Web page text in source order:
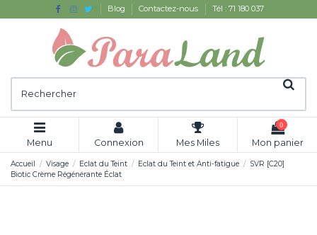
Blog Contactez-nous Tél : 71 180 037
Menu Connexion Mes Miles
0
Mon panier
Accueil Visage Eclat du Teint Eclat du Teint et Anti-fatigue
SVR [C20]
Biotic Crème Régénérante Éclat